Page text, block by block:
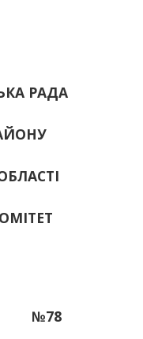
РАДА
№78